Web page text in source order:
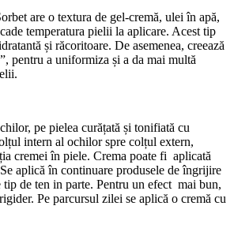
are o textura de gel-cremă, ulei în apă,
temperatura pielii la aplicare. Acest tip
și răcoritoare. De asemenea, creează
pentru a uniformiza și a da mai multă
pe pielea curățată și tonifiată cu
intern al ochilor spre colțul extern,
cremei în piele. Crema poate fi aplicată
aplică în continuare produsele de îngrijire
tip de ten in parte. Pentru un efect mai bun,
Pe parcursul zilei se aplică o cremă cu